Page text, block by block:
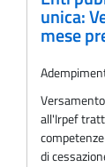
unica:
mese
all'Irpef
di